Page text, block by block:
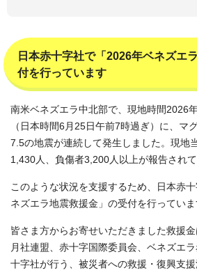
日本赤十字社で「2026年ベネズエ
付を行っています
南米ベネズエラ中北部で、現地時間2026
（日本時間6月25日午前7時過ぎ）に、マ
7.5の地震が連続して発生しました。現地
1,430人、負傷者3,200人以上が報告されて
このような状況を支援するため、日本赤
ネズエラ地震救援金」の受付を行っていま
皆さま方からお寄せいただきました救援
月社連盟、赤十字国際委員会、ベネズエ
十字社が行う、被災者への救援・復興支